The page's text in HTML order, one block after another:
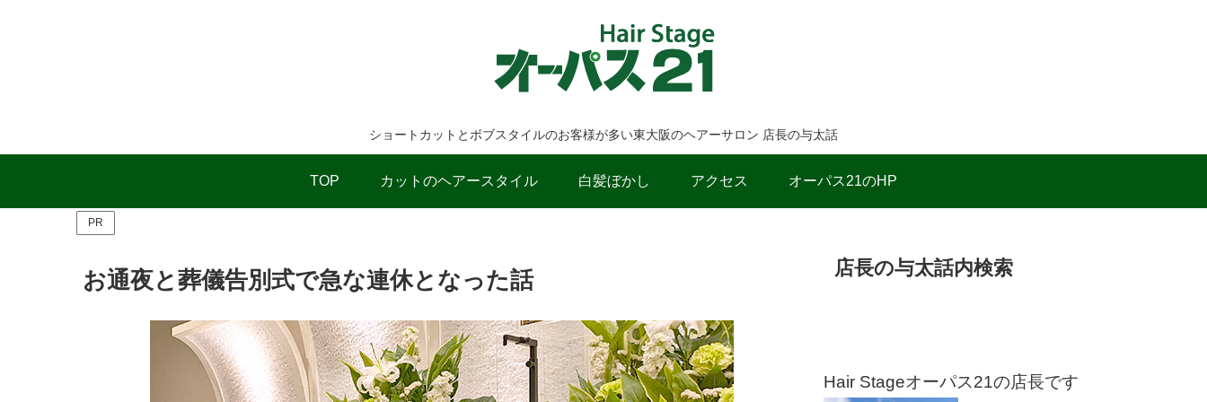
ショートカットとボブスタイルのお客様が多い東大阪のヘアーサロン 店長の与太話
TOP カットのヘアースタイル 白髪ぼかし アクセス オーパス21のHP
PR
お通夜と葬儀告別式で急な連休となった話 店長の与太話内検索
Hair Stageオーパス21の店長です